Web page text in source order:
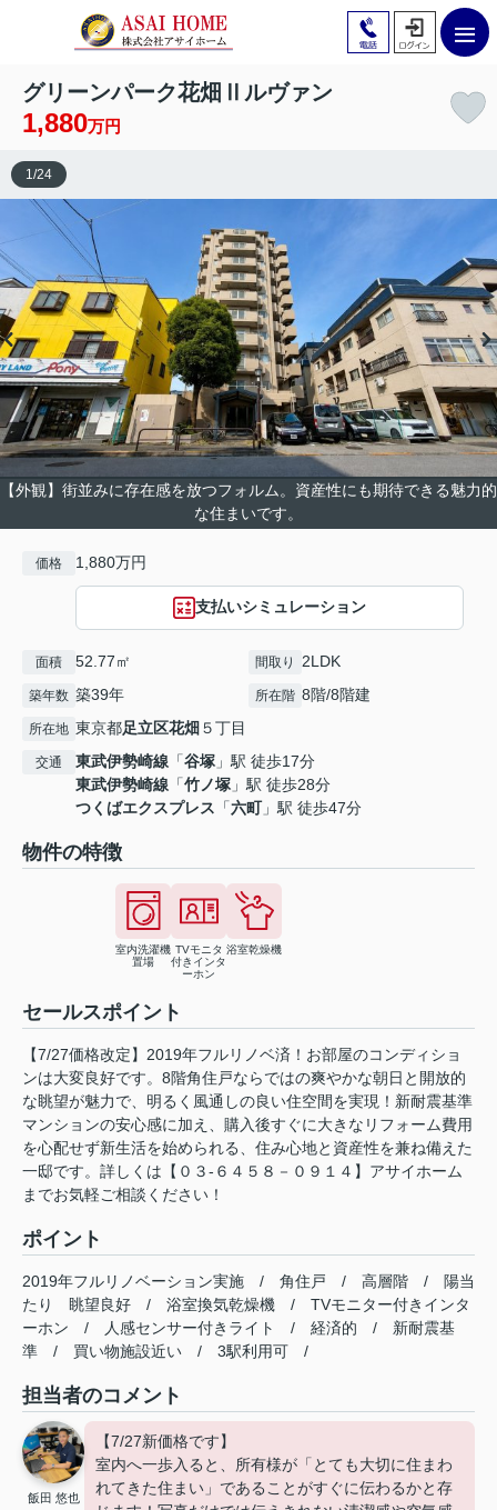
グリーンパーク花畑Ⅱルヴァン
1,880万円
【外観】街並みに存在感を放つフォルム。資産性にも期待できる魅力的
な住まいです。
1/24
価格 1,880万円
支払いシミュレーション
面積 52.77㎡ 間取り 2LDK
築年数 築39年 所在階 8階/8階建
所在地 東京都足立区花畑 ５丁目
交通 東武伊勢崎線 「谷塚 」駅 徒歩17分
東武伊勢崎線 「竹ノ塚 」駅 徒歩28分
つくばエクスプレス 「六町」駅 徒歩47分
物件の特徴
室内洗濯機
置場
TVモニタ
付きインタ
ーホン
浴室乾燥機
セールスポイント
【7/27価格改定】2019年フルリノベ済！お部屋のコンディショ
ンは大変良好です。8階角住戸ならではの爽やかな朝日と開放的
な眺望が魅力で、明るく風通しの良い住空間を実現！新耐震基準
マンションの安心感に加え、購入後すぐに大きなリフォーム費用
を心配せず新生活を始められる、住み心地と資産性を兼ね備えた
一邸です。詳しくは【０３-６４５８－０９１４】アサイホーム
までお気軽ご相談ください！
ポイント
2019年フルリノベーション実施 / 角住戸 / 高層階 /
陽当
たり
眺望良好 / 浴室換気乾燥機 /
TVモニター付きインタ
ーホン
/ 人感センサー付きライト / 経済的 /
新耐震基
準
/ 買い物施設近い / 3駅利用可 /
担当者のコメント
飯田 悠也
【7/27新価格です】
室内へ一歩入ると、所有様が「とても大切に住まわ
れてきた住まい」であることがすぐに伝わるかと存